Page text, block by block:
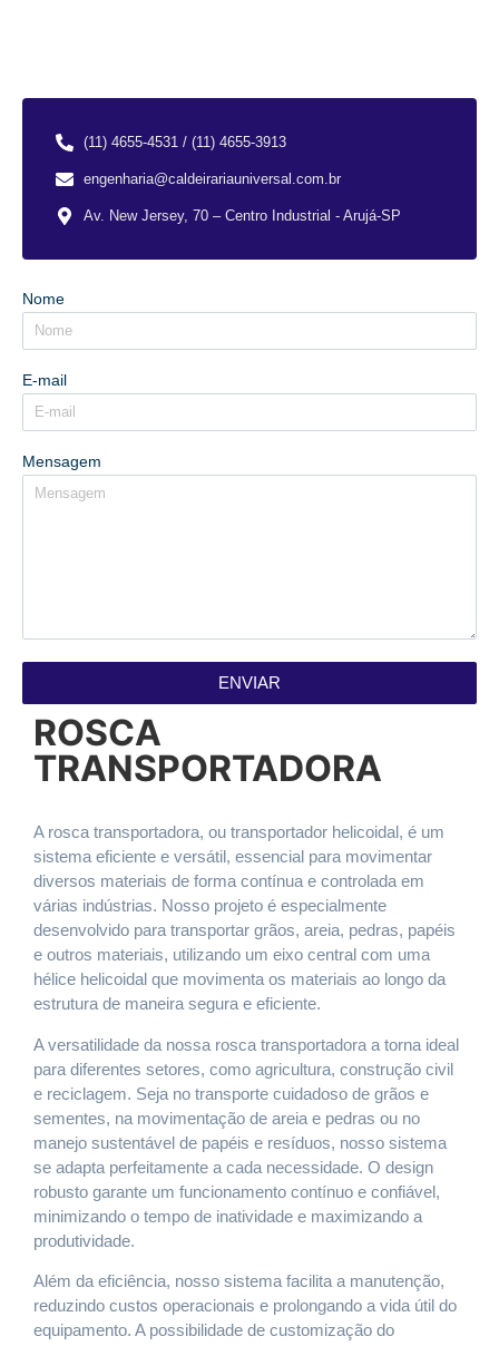
(11) 4655-4531 / (11) 4655-3913
engenharia@caldeirariauniversal.com.br
Av. New Jersey, 70 – Centro Industrial - Arujá-SP
Nome
E-mail
Mensagem
ENVIAR
ROSCA
TRANSPORTADORA
A rosca transportadora, ou transportador helicoidal, é um
sistema eficiente e versátil, essencial para movimentar
diversos materiais de forma contínua e controlada em
várias indústrias. Nosso projeto é especialmente
desenvolvido para transportar grãos, areia, pedras, papéis
e outros materiais, utilizando um eixo central com uma
hélice helicoidal que movimenta os materiais ao longo da
estrutura de maneira segura e eficiente.
A versatilidade da nossa rosca transportadora a torna ideal
para diferentes setores, como agricultura, construção civil
e reciclagem. Seja no transporte cuidadoso de grãos e
sementes, na movimentação de areia e pedras ou no
manejo sustentável de papéis e resíduos, nosso sistema
se adapta perfeitamente a cada necessidade. O design
robusto garante um funcionamento contínuo e confiável,
minimizando o tempo de inatividade e maximizando a
produtividade.
Além da eficiência, nosso sistema facilita a manutenção,
reduzindo custos operacionais e prolongando a vida útil do
equipamento. A possibilidade de customização do